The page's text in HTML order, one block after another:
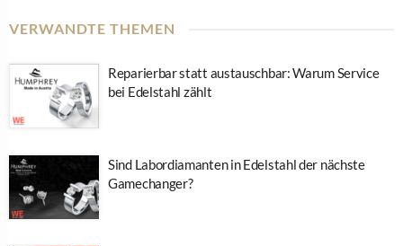
VERWANDTE THEMEN
Reparierbar statt austauschbar: Warum Service
bei Edelstahl zählt
Sind Labordiamanten in Edelstahl der nächste
Gamechanger?